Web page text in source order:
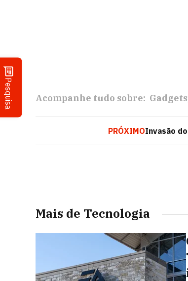
Pesquisa Acompanhe tudo sobre: Gadgets
PRÓXIMOInvasão
Mais de Tecnologia